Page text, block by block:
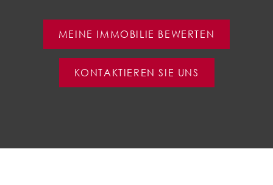
MEINE IMMOBILIE BEWERTEN
KONTAKTIEREN SIE UNS